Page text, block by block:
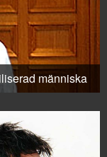
människa